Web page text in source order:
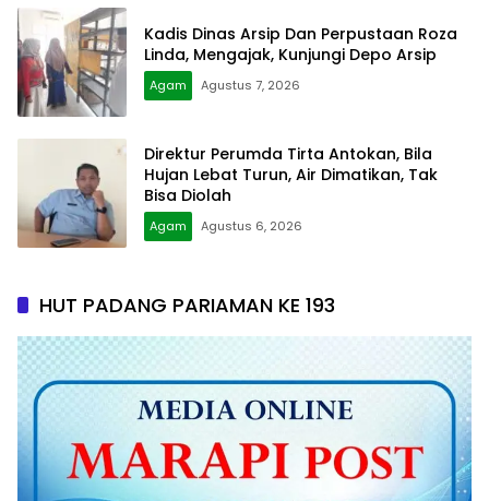
Kadis Dinas Arsip Dan Perpustaan Roza
Linda, Mengajak, Kunjungi Depo Arsip
Agam Agustus 7, 2026
Direktur Perumda Tirta Antokan, Bila
Hujan Lebat Turun, Air Dimatikan, Tak
Bisa Diolah
Agam Agustus 6, 2026
HUT PADANG PARIAMAN KE 193